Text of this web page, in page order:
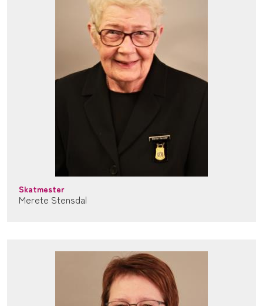
Skatmester
Merete Stensdal